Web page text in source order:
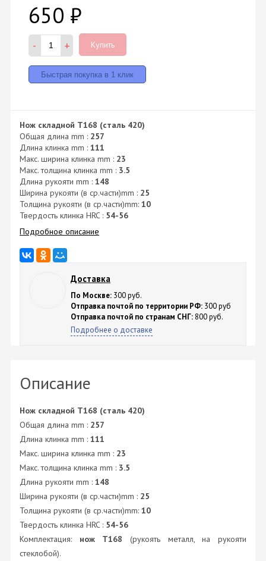
650 ₽
- + Купить
Нож складной T168 (сталь 420)
Общая длина mm : 257
Длина клинка mm : 111
Макс. ширина клинка mm : 23
Макс. толщина клинка mm : 3.5
Длина рукояти mm : 148
Ширина рукояти (в ср.части)mm : 25
Толщина рукояти (в ср.части)mm: 10
Твердость клинка HRC : 54-56
Подробное описание
Доставка
По Москве: 300 руб.
Отправка почтой по территории РФ: 300 руб
Отправка почтой по странам СНГ: 800 руб.
Подробнее о доставке
Описание
Нож складной T168 (сталь 420)
Общая длина mm : 257
Длина клинка mm : 111
Макс. ширина клинка mm : 23
Макс. толщина клинка mm : 3.5
Длина рукояти mm : 148
Ширина рукояти (в ср.части)mm : 25
Толщина рукояти (в ср.части)mm: 10
Твердость клинка HRC : 54-56
Комплектация: нож T168 (рукоять металл, на рукояти
стеклобой).